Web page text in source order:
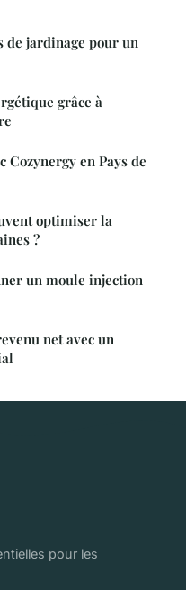
de jardinage pour un
grâce à
Cozynergy en Pays de
optimiser la
?
un moule injection
net avec un
pour les